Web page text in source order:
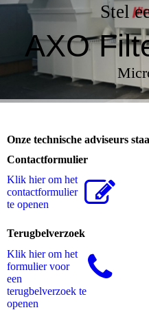
Stel
AXO
Onze technische adviseurs
Contactformulier
Klik hier om het
contactformulier
te openen
Terugbelverzoek
Klik hier om het
formulier voor
een
terugbelverzoek te
openen